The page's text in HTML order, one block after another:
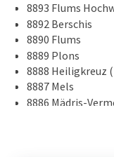
8893 Flums
8892 Berschis
8890 Flums
8889 Plons
8888 Heiligkreuz
8887 Mels
8886 Mädris-